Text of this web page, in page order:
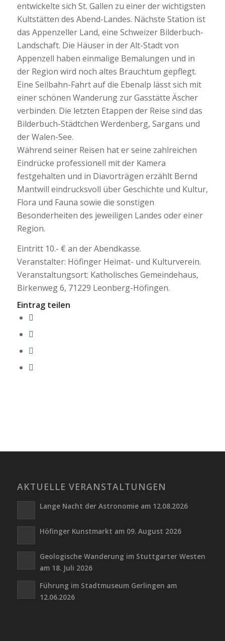
entwickelte sich St. Gallen zu einer der wichtigsten
Kultstätten des Abend-Landes. Nächste Station ist
das Appenzeller Land, eine Schweizer Bilderbuch-
Landschaft. Die Häuser in der Alt-Stadt von
Appenzell haben einmalige Bemalungen und in
der Region wird noch altes Brauchtum gepflegt.
Eine Seilbahn-Fahrt auf die Ebenalp lässt sich mit
einer schönen Wanderung zur Gasstätte Äscher
verbinden. Die letzten Etappen der Reise sind das
Bilderbuch-Städtchen Werdenberg, Sargans und
der Walen-See.
Während seiner Reisen hat er seine zahlreichen
Eindrücke professionell mit der Kamera
festgehalten und in Diavorträgen erzählt Bernd
Mantwill eindrucksvoll über Geschichte und Kultur,
Flora und Fauna sowie die sonstigen
Besonderheiten des jeweiligen Landes oder einer
Region.
Eintritt 10.- € an der Abendkasse.
Veranstalter: Höfinger Heimat- und Kulturverein.
Veranstaltungsort: Katholisches Gemeindehaus,
Birkenweg 6, 71229 Leonberg-Höfingen.
Eintrag teilen
AKTUELLE VERANSTALTUNGEN
Lange Nacht der Astronomie am 12.08.2026
Höfinger Kunstmarkt am 09. August 2026
Geologische Wanderung im Stuttgarter Westen
am 18. Juli 2026
Führung im Stadtmuseum Gerlingen am
12.06.2026